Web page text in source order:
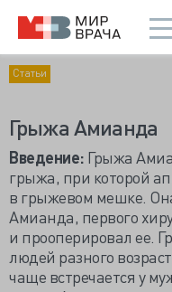
Статьи
Грыжа Амианда
Введение: Грыжа
грыжа, при которой
в грыжевом мешке.
Амианда, первого
и прооперировал ее.
людей разного
чаще встречается у